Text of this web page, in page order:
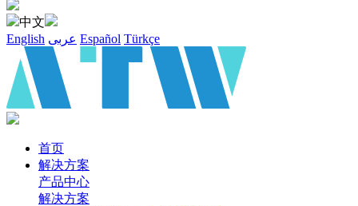
中文
English عربى Español Türkçe
首页
解决方案
产品中心
解决方案